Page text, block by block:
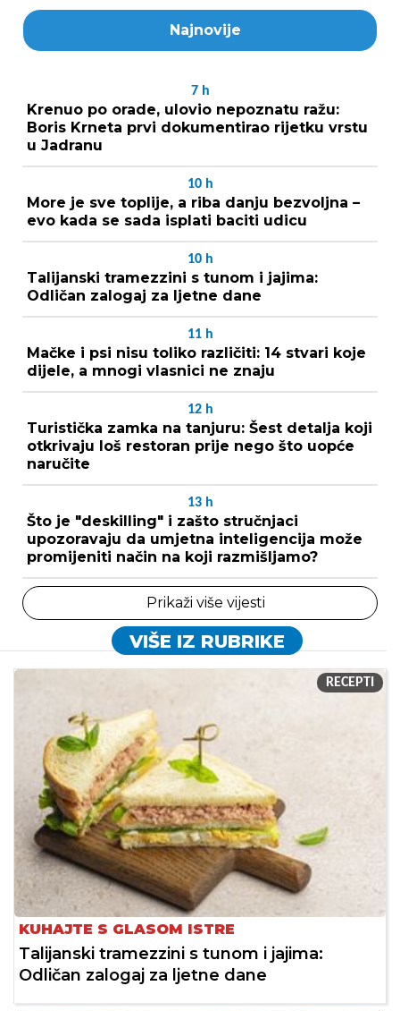
Najnovije
7 h
Krenuo po orade, ulovio nepoznatu ražu:
Boris Krneta prvi dokumentirao rijetku vrstu
u Jadranu
10 h
More je sve toplije, a riba danju bezvoljna –
evo kada se sada isplati baciti udicu
10 h
Talijanski tramezzini s tunom i jajima:
Odličan zalogaj za ljetne dane
11 h
Mačke i psi nisu toliko različiti: 14 stvari koje
dijele, a mnogi vlasnici ne znaju
12 h
Turistička zamka na tanjuru: Šest detalja koji
otkrivaju loš restoran prije nego što uopće
naručite
13 h
Što je "deskilling" i zašto stručnjaci
upozoravaju da umjetna inteligencija može
promijeniti način na koji razmišljamo?
Prikaži više vijesti
VIŠE IZ RUBRIKE
RECEPTI
KUHAJTE S GLASOM ISTRE
Talijanski tramezzini s tunom i jajima:
Odličan zalogaj za ljetne dane